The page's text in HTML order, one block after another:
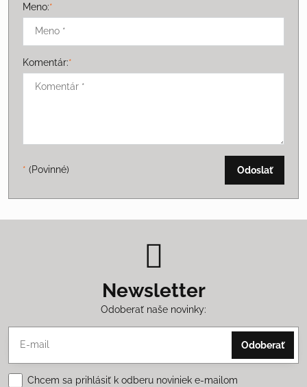
Meno:*
Komentár:*
* (Povinné) Odoslať
Newsletter
Odoberať naše novinky:
Odoberať
Chcem sa prihlásiť k odberu noviniek e-mailom